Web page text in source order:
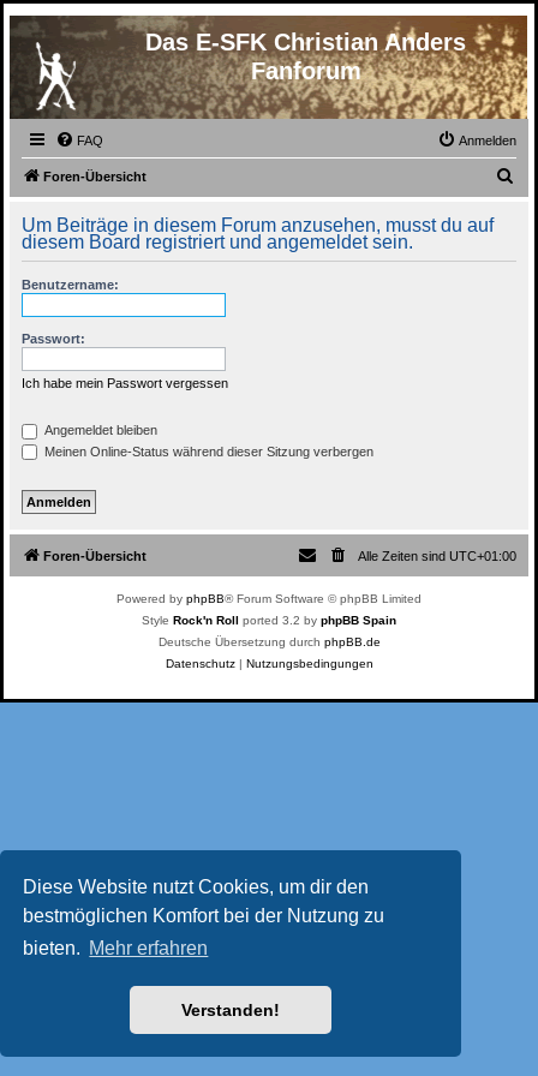
Diese Website nutzt Cookies, um dir den
bestmöglichen Komfort bei der Nutzung zu
bieten. Mehr erfahren
Verstanden!
Das E-SFK Christian Anders
Fanforum
FAQ Anmelden
Foren-Übersicht
h
Um Beiträge in diesem Forum anzusehen, musst du auf
diesem Board registriert und angemeldet sein.
Benutzername:
Passwort:
Ich habe mein Passwort vergessen
Angemeldet bleiben
Meinen Online-Status während dieser Sitzung verbergen
Foren-Übersicht Alle Zeiten sind UTC+01:00
Powered by phpBB® Forum Software © phpBB Limited
Style Rock'n Roll ported 3.2 by phpBB Spain
Deutsche Übersetzung durch phpBB.de
Datenschutz| Nutzungsbedingungen